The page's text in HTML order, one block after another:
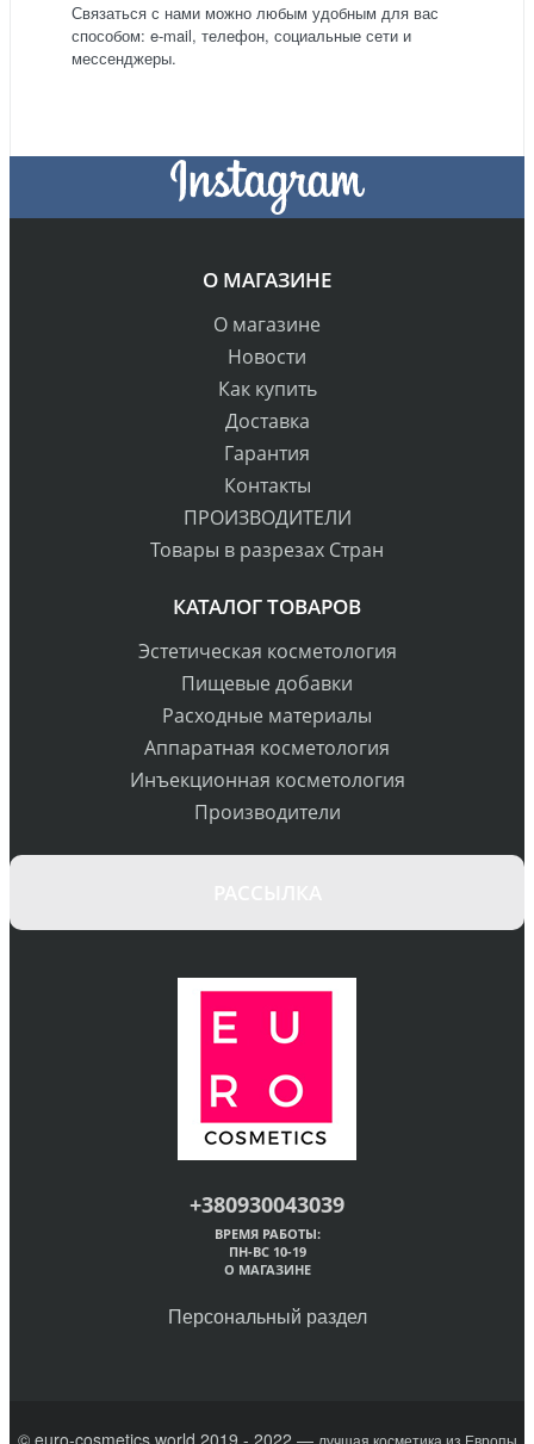
Связаться с нами можно любым удобным для вас
способом: e-mail, телефон, социальные сети и
мессенджеры.
О МАГАЗИНЕ
О магазине
Новости
Как купить
Доставка
Гарантия
Контакты
ПРОИЗВОДИТЕЛИ
Товары в разрезах Стран
КАТАЛОГ ТОВАРОВ
Эстетическая косметология
Пищевые добавки
Расходные материалы
Аппаратная косметология
Инъекционная косметология
Производители
+380930043039
ВРЕМЯ РАБОТЫ:
ПН-ВС 10-19
О МАГАЗИНЕ
Персональный раздел